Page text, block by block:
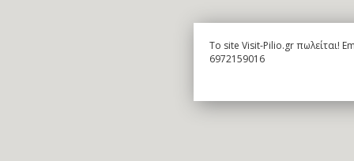
To site Visit-Pilio.gr πωλείται!
6972159016